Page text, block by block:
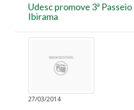
Udesc promove 3ª
Ibirama
27/03/2014